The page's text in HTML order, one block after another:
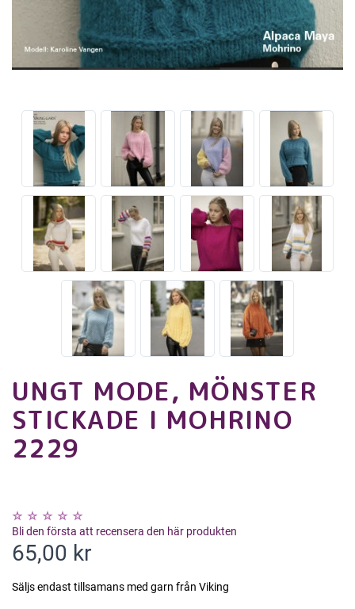
UNGT MODE, MÖNSTER
STICKADE I MOHRINO
2229
Bli den första att recensera den här produkten
65,00 kr
Säljs endast tillsamans med garn från Viking